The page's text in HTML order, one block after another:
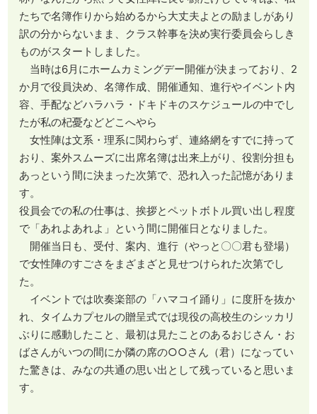
たちで名簿作りから始めるから大丈夫よとの励ましがあり
訳の分からないまま、クラス幹事を決め実行委員会らしき
ものがスタートしました。
当時は6月にホームカミングデー開催が決まっており、2
か月で役員決め、名簿作成、開催通知、進行やイベント内
容、手配などハラハラ・ドキドキのスケジュールの中でし
たが私の杞憂などどこへやら
女性陣は文系・理系に関わらず、連絡網をすでに持って
おり、案外スムーズに出席名簿は出来上がり、役割分担も
あっという間に決まった次第で、恐れ入った記憶がありま
す。
役員会での私の仕事は、挨拶とペットボトル買い出し程度
で「あれよあれよ」という間に開催日となりました。
開催当日も、受付、案内、進行（やっと〇〇君も登場）
で女性陣のすごさをまざまざと見せつけられた次第でし
た。
イベントでは吹奏楽部の「ハマコイ踊り」に度肝を抜か
れ、タイムカプセルの贈呈式では現役の高校生のシッカリ
ぶりに感動したこと、最初は見たことのあるおじさん・お
ばさんがいつの間にか隣の席の○○さん（君）になってい
た驚きは、みなの共通の思い出として残っていると思いま
す。